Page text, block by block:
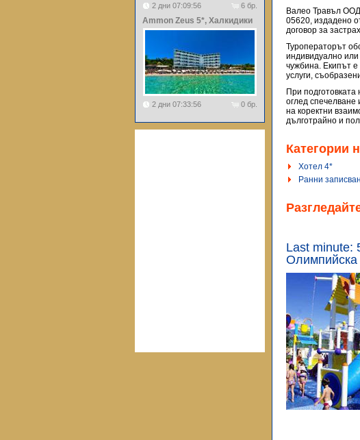
Валео Травъл
05620, издадено
договор за
Туроператорът
индивидуално или
чужбина. Екипът е
услуги,
При подготовката
оглед
на коректни
дълготрайно и
Категории
Хотел 4*
Ранни
Last minute:
Олимпийска
2 дни 07:09:56 6 бр.
Ammon Zeus 5*, Халкидики
2 дни 07:33:56 0 бр.